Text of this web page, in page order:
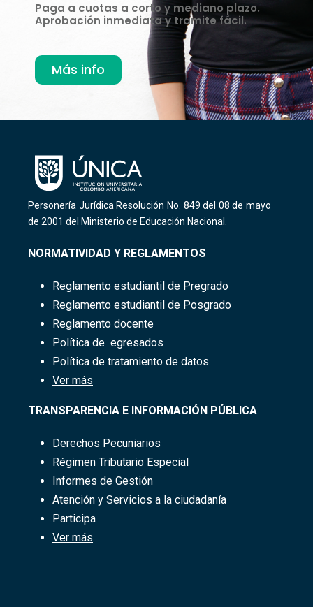
Paga a cuotas a corto y mediano plazo.
Aprobación inmediata y tramite fácil.
Más info
Personería Jurídica Resolución No. 849 del 08 de mayo
de 2001 del Ministerio de Educación Nacional.
NORMATIVIDAD Y REGLAMENTOS
Reglamento estudiantil​ de Pregrado
Reglamento estudiantil de Posgrado
Reglamento docente
Política de egresados
Política de tratamiento de datos
Ver más
TRANSPARENCIA E INFORMACIÓN PÚBLICA
Derechos Pecuniarios
Régimen Tributario Especial
Informes de Gestión
Atención y Servicios a la ciudadanía
Participa
Ver más